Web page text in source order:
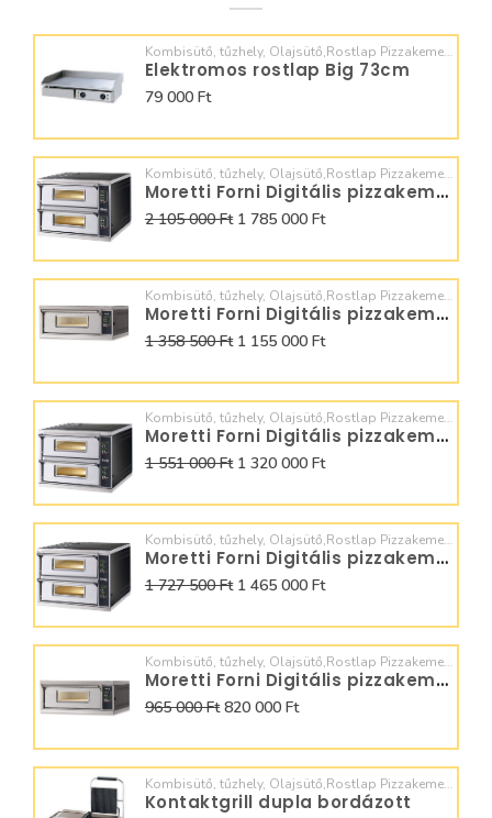
Kombisütő, tűzhely, Olajsütő,Rostlap Pizzakemence, Dagasztó,
Elektromos rostlap Big 73cm
79 000 Ft
Kombisütő, tűzhely, Olajsütő,Rostlap Pizzakemence, Dagasztó,
Moretti Forni Digitális pizzakemence 6+6x32
2 105 000 Ft1 785 000 Ft
Kombisütő, tűzhely, Olajsütő,Rostlap Pizzakemence, Dagasztó,
Moretti Forni Digitális pizzakemence 6x32
1 358 500 Ft1 155 000 Ft
Kombisütő, tűzhely, Olajsütő,Rostlap Pizzakemence, Dagasztó,
Moretti Forni Digitális pizzakemence 4+4x30
1 551 000 Ft1 320 000 Ft
Kombisütő, tűzhely, Olajsütő,Rostlap Pizzakemence, Dagasztó,
Moretti Forni Digitális pizzakemence 4+4x36
1 727 500 Ft1 465 000 Ft
Kombisütő, tűzhely, Olajsütő,Rostlap Pizzakemence, Dagasztó,
Moretti Forni Digitális pizzakemence 4x30
965 000 Ft820 000 Ft
Kombisütő, tűzhely, Olajsütő,Rostlap Pizzakemence, Dagasztó,
Kontaktgrill dupla bordázott